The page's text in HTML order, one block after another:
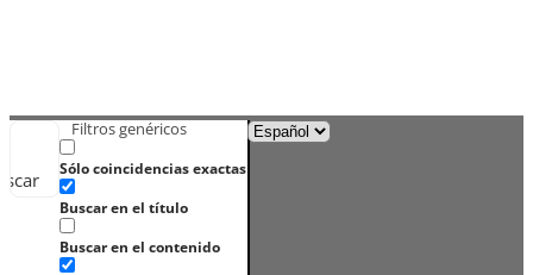
Filtros genéricos
Sólo coincidencias exactas
Buscar en el título
Buscar en el contenido